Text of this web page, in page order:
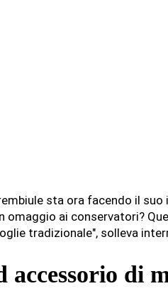
sta ora facendo il suo
omaggio ai conservatori?
tradizionale", solleva
accessorio di